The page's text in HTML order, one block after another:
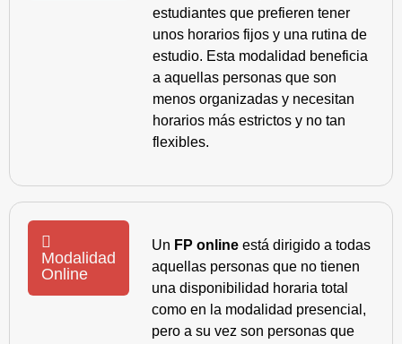
estudiantes que prefieren tener
unos horarios fijos y una rutina de
estudio. Esta modalidad beneficia
a aquellas personas que son
menos organizadas y necesitan
horarios más estrictos y no tan
flexibles.
Modalidad
Online
Un FP online está dirigido a todas
aquellas personas que no tienen
una disponibilidad horaria total
como en la modalidad presencial,
pero a su vez son personas que